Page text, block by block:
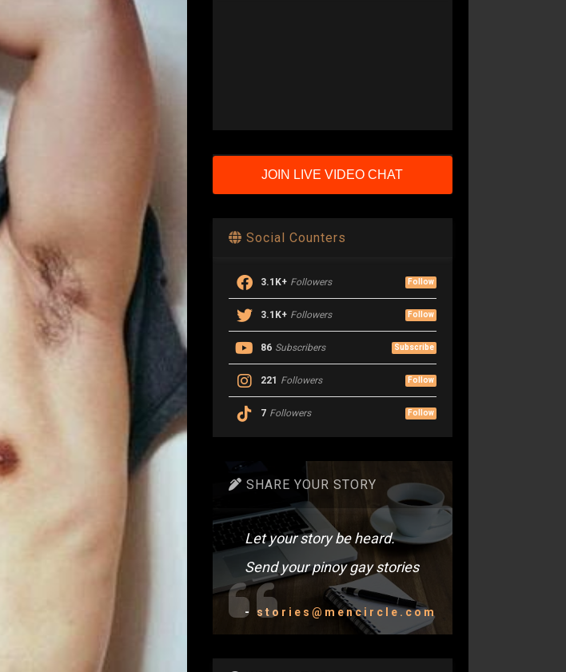
JOIN LIVE VIDEO CHAT
Social Counters
3.1K+ Followers Follow
3.1K+ Followers Follow
86 Subscribers Subscribe
221 Followers Follow
7 Followers Follow
SHARE YOUR STORY
Let your story be heard.
Send your pinoy gay stories
- stories@mencircle.com